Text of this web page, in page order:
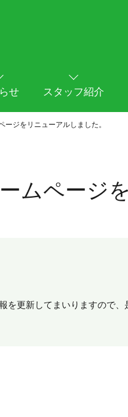
せ スタッフ紹介
ージをリニューアルしました。
ムページ
を更新してまいりますので、